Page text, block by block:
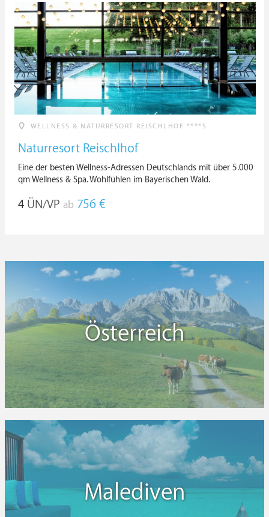
WELLNESS & NATURRESORT REISCHLHOF ****S
Naturresort Reischlhof
Eine der besten Wellness-Adressen Deutschlands mit über 5.000
qm Wellness & Spa. Wohlfühlen im Bayerischen Wald.
4 ÜN/VP ab 756 €
Österreich
Malediven